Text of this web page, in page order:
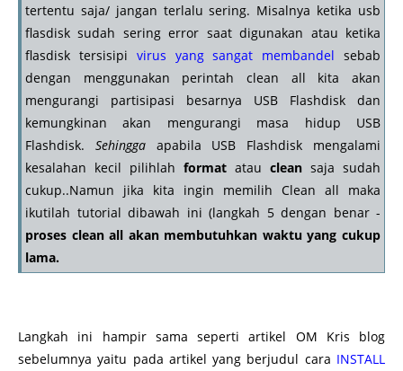
tertentu saja/ jangan terlalu sering. Misalnya ketika usb
flasdisk sudah sering error saat digunakan atau ketika
flasdisk tersisipi virus yang sangat membandel sebab
dengan menggunakan perintah clean all kita akan
mengurangi partisipasi besarnya USB Flashdisk dan
kemungkinan akan mengurangi masa hidup USB
Flashdisk. Sehinggaapabila USB Flashdisk mengalami
kesalahan kecil pilihlah format atau clean saja sudah
cukup..Namun jika kita ingin memilih Clean all maka
ikutilah tutorial dibawah ini (langkah 5 dengan benar -
proses clean all akan membutuhkan waktu yang cukup
lama.
Langkah ini hampir sama seperti artikel OM Kris blog
sebelumnya yaitu pada artikel yang berjudul cara INSTALL